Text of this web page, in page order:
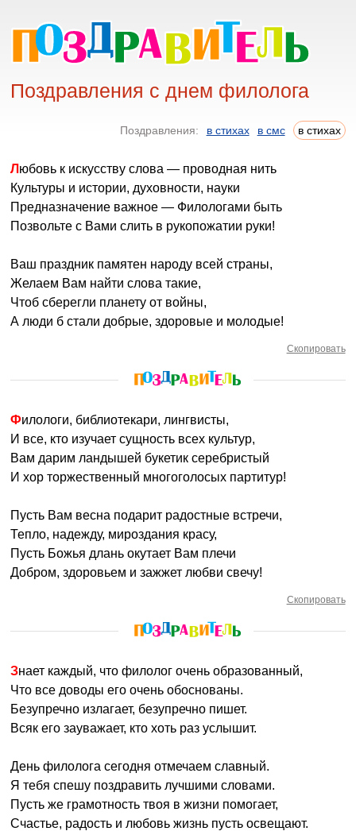
Поздравления с днем филолога
Поздравления: в стихах в смс в стихах
Любовь к искусству слова — проводная нить
Культуры и истории, духовности, науки
Предназначение важное — Филологами быть
Позвольте с Вами слить в рукопожатии руки!
Ваш праздник памятен народу всей страны,
Желаем Вам найти слова такие,
Чтоб сберегли планету от войны,
А люди б стали добрые, здоровые и молодые!
Скопировать
Филологи, библиотекари, лингвисты,
И все, кто изучает сущность всех культур,
Вам дарим ландышей букетик серебристый
И хор торжественный многоголосых партитур!
Пусть Вам весна подарит радостные встречи,
Тепло, надежду, мироздания красу,
Пусть Божья длань окутает Вам плечи
Добром, здоровьем и зажжет любви свечу!
Скопировать
Знает каждый, что филолог очень образованный,
Что все доводы его очень обоснованы.
Безупречно излагает, безупречно пишет.
Всяк его зауважает, кто хоть раз услышит.
День филолога сегодня отмечаем славный.
Я тебя спешу поздравить лучшими словами.
Пусть же грамотность твоя в жизни помогает,
Счастье, радость и любовь жизнь пусть освещают.